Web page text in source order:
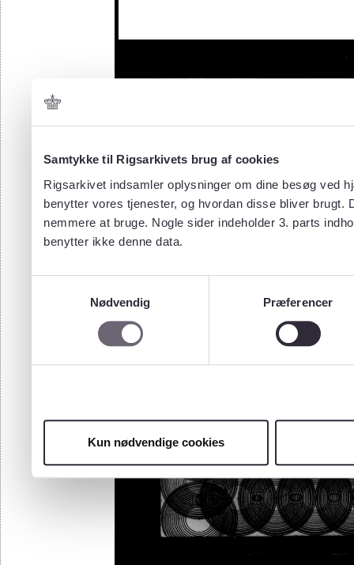
Samtykke til Rigsarkivets brug af cookies
Rigsarkivet indsamler oplysninger om dine besøg ved
benytter vores tjenester, og hvordan disse bliver
nemmere at bruge. Nogle sider indeholder 3. parts
benytter ikke denne data.
Nødvendig
Præferencer
Kun nødvendige cookies